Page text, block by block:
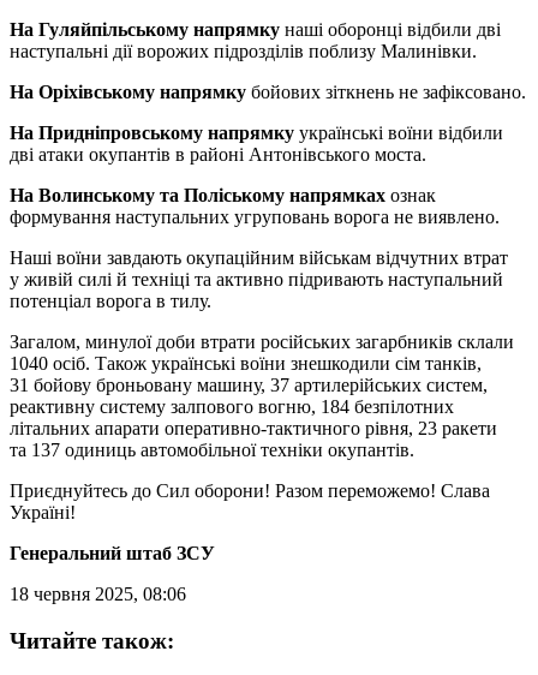
На Гуляйпільському напрямку наші оборонці відбили дві
наступальні дії ворожих підрозділів поблизу Малинівки.
На Оріхівському напрямку бойових зіткнень не зафіксовано.
На Придніпровському напрямку українські воїни відбили
дві атаки окупантів в районі Антонівського моста.
На Волинському та Поліському напрямках ознак
формування наступальних угруповань ворога не виявлено.
Наші воїни завдають окупаційним військам відчутних втрат
у живій силі й техніці та активно підривають наступальний
потенціал ворога в тилу.
Загалом, минулої доби втрати російських загарбників склали
1040 осіб. Також українські воїни знешкодили сім танків,
31 бойову броньовану машину, 37 артилерійських систем,
реактивну систему залпового вогню, 184 безпілотних
літальних апарати оперативно-тактичного рівня, 23 ракети
та 137 одиниць автомобільної техніки окупантів.
Приєднуйтесь до Сил оборони! Разом переможемо! Слава
Україні!
Генеральний штаб ЗСУ
18 червня 2025, 08:06
Читайте також: